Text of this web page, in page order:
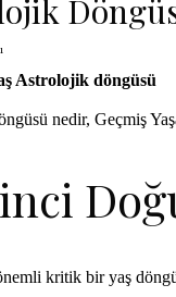
Astrolojik döngüsü
nedir, Geçmiş
kritik bir yaş